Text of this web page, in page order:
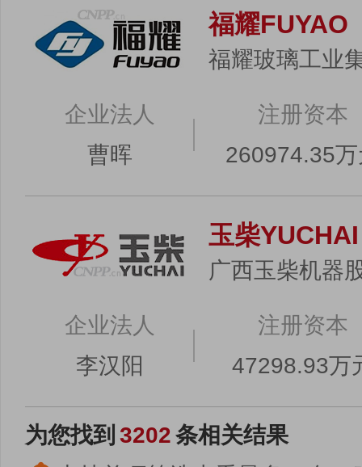
福耀FUYAO
福耀玻璃工业
企业法人
曹晖
注册资本
260974.35
玉柴YUCHAI
广西玉柴机器
企业法人
李汉阳
注册资本
47298.93万
为您找到 3202条相关结果